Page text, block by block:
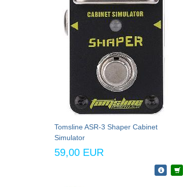
Tomsline ASR-3 Shaper Cabinet
Simulator
59,00 EUR